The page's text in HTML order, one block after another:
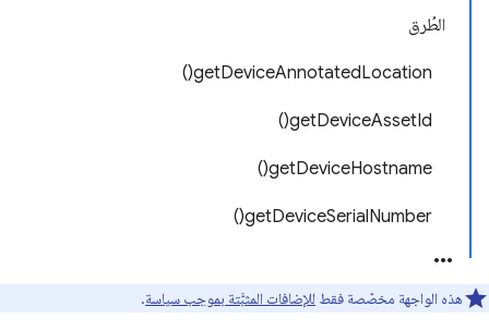
الطُرق
getDeviceAnnotatedLocation()
getDeviceAssetId()
getDeviceHostname()
getDeviceSerialNumber()
هذه الواجهة مخصّصة فقط للإضافات المثبَّتة بموجب سياسة.